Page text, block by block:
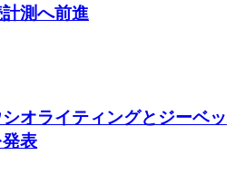
測へ前進
オライティングとジーベッ
表